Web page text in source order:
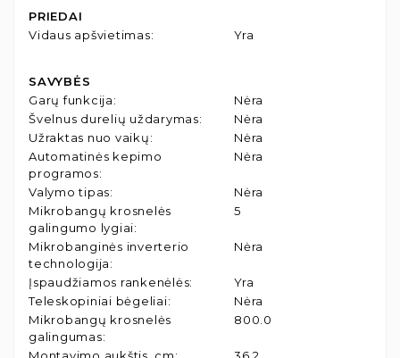
PRIEDAI
Vidaus apšvietimas: Yra
SAVYBĖS
Garų funkcija:
Nėra
Švelnus durelių uždarymas:
Nėra
Užraktas nuo vaikų:
Nėra
Automatinės kepimo
programos:
Nėra
Valymo tipas:
Nėra
Mikrobangų krosnelės
galingumo lygiai:
5
Mikrobanginės inverterio
technologija:
Nėra
Įspaudžiamos rankenėlės:
Yra
Teleskopiniai bėgeliai:
Nėra
Mikrobangų krosnelės
galingumas:
800.0
Montavimo aukštis, cm: 36.2